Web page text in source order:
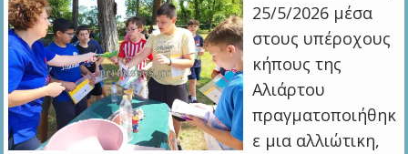
25/5/2026 μέσα
στους υπέροχους
κήπους της
Αλιάρτου
πραγματοποιήθηκ
ε μια αλλιώτικη,